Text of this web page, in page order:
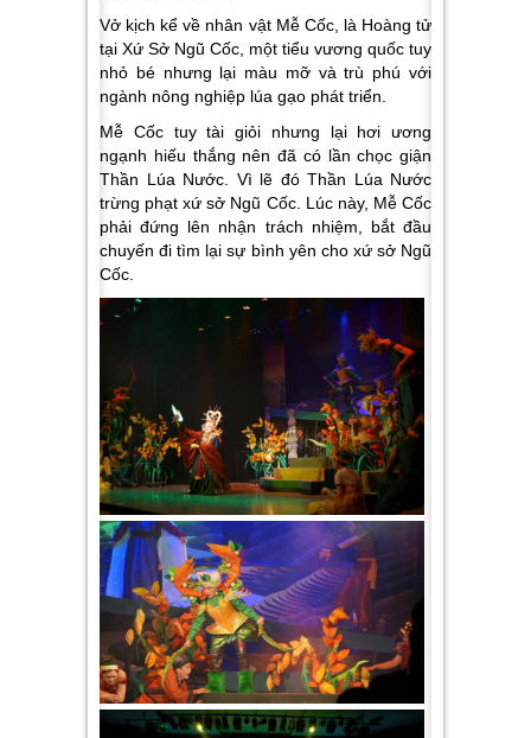
Vở kịch kể về nhân vật Mễ Cốc, là Hoàng tử
tại Xứ Sở Ngũ Cốc, một tiểu vương quốc tuy
nhỏ bé nhưng lại màu mỡ và trù phú với
ngành nông nghiệp lúa gạo phát triển.
Mễ Cốc tuy tài giỏi nhưng lại hơi ương
ngạnh hiếu thắng nên đã có lần chọc giận
Thần Lúa Nước. Vì lẽ đó Thần Lúa Nước
trừng phạt xứ sở Ngũ Cốc. Lúc này, Mễ Cốc
phải đứng lên nhận trách nhiệm, bắt đầu
chuyến đi tìm lại sự bình yên cho xứ sở Ngũ
Cốc.